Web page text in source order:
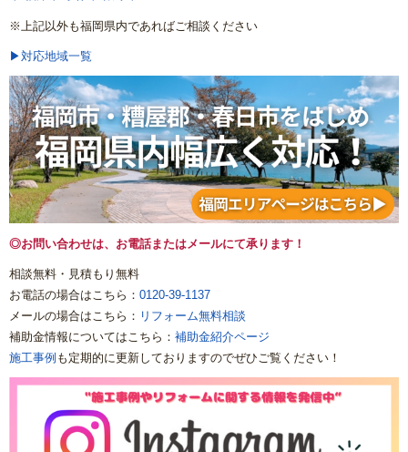
※上記以外も福岡県内であればご相談ください
▶対応地域一覧
◎お問い合わせは、お電話またはメールにて承ります！
相談無料・見積もり無料
お電話の場合はこちら： 0120-39-1137
メールの場合はこちら： リフォーム無料相談
補助金情報についてはこちら： 補助金紹介ページ
施工事例 も定期的に更新しておりますのでぜひご覧ください！